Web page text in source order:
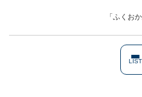
LIST
「ふくお